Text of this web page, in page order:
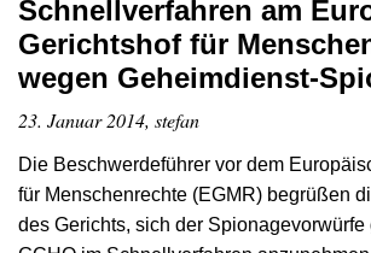
Schnellverfahren am
Gerichtshof für
wegen Geheimdienst-
23. Januar 2014, stefan
Die Beschwerdeführer vor dem
für Menschenrechte (EGMR) begrüßen
des Gerichts, sich der Spionagevorwürfe